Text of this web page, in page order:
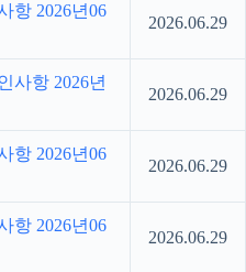
항 2026년06
2026.06.29
사항 2026년
2026.06.29
항 2026년06
2026.06.29
항 2026년06
2026.06.29